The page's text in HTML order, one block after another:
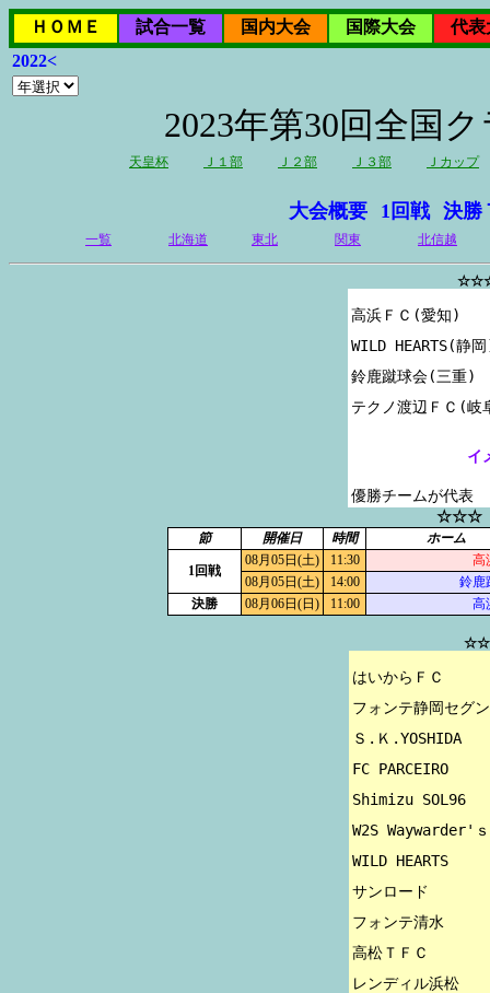
ＨＯＭＥ 試合一覧 国内大会 国際大会
代表
2022<
2023年第30回全国
天皇杯 Ｊ１部 Ｊ２部 Ｊ３部 Ｊカップ
大会概要 1回戦 決勝
一覧 北海道 東北 関東 北信越
高浜ＦＣ(愛知)
WILD HEARTS(静
鈴鹿蹴球会(三重)
イ
優勝チームが代表
☆☆☆
節 開催日 時間 ホーム
1回戦
08月05日(土) 11:30
高
08月05日(土)
14:00
鈴鹿
決勝
08月06日(日) 11:00 高
はいからＦＣ
フォンテ静岡セグ
Ｓ.Ｋ.YOSHIDA
FC PARCEIRO
Shimizu SOL96
W2S Waywarder'ｓ
WILD HEARTS
サンロード
フォンテ清水
高松ＴＦＣ
レンディル浜松